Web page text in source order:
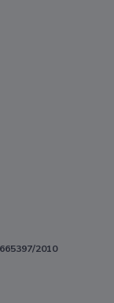
2010